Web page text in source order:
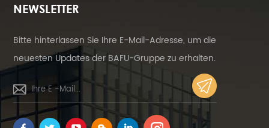
NEWSLETTER
Bitte hinterlassen Sie Ihre E-Mail-Adresse, um die
neuesten Updates der BAFU-Gruppe zu erhalten.